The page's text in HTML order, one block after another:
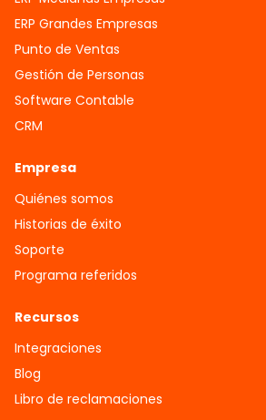
ERP Grandes Empresas
Punto de Ventas
Gestión de Personas
Software Contable
CRM
Empresa
Quiénes somos
Historias de éxito
Soporte
Programa referidos
Recursos
Integraciones
Blog
Libro de reclamaciones